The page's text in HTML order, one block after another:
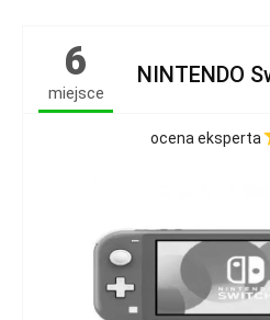
6
miejsce
NINTENDO
ocena eksperta